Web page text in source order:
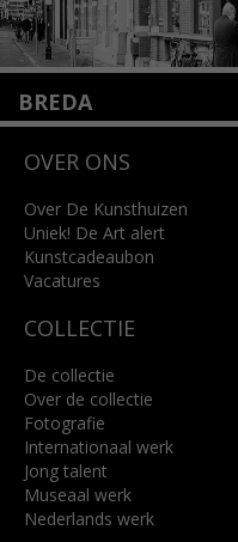
BREDA
4818 SB Breda
info@kunsthuisbreda.nl
Lees meer
OVER ONS
Over De Kunsthuizen
Uniek! De Art alert
Kunstcadeaubon
Vacatures
COLLECTIE
De collectie
Over de collectie
Fotografie
Internationaal werk
Jong talent
Museaal werk
Nederlands werk